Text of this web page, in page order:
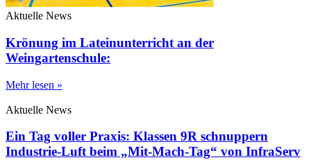
Aktuelle News
Krönung im Lateinunterricht an der
Weingartenschule:
Mehr lesen »
Aktuelle News
Ein Tag voller Praxis: Klassen 9R schnuppern
Industrie-Luft beim „Mit-Mach-Tag“ von InfraServ